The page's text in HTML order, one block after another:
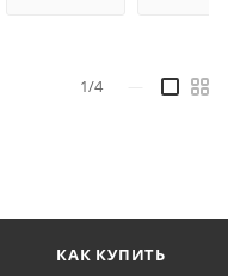
1/4
КАК КУПИТЬ